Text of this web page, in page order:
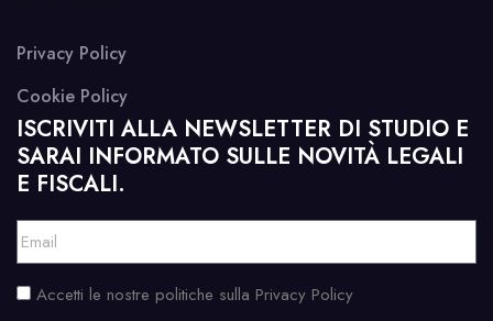
Privacy Policy
Cookie Policy
ISCRIVITI ALLA NEWSLETTER DI STUDIO E
SARAI INFORMATO SULLE NOVITÀ LEGALI
E FISCALI.
Accetti le nostre politiche sulla Privacy Policy